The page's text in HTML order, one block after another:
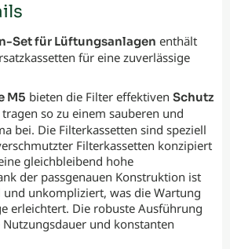
Set für Lüftungsanlagen enthält
für eine zuverlässige
M5 bieten die Filter effektiven Schutz
so zu einem sauberen und
bei. Die Filterkassetten sind speziell
Filterkassetten konzipiert
gleichbleibend hohe
der passgenauen Konstruktion ist
und unkompliziert, was die Wartung
erleichtert. Die robuste Ausführung
und konstanten